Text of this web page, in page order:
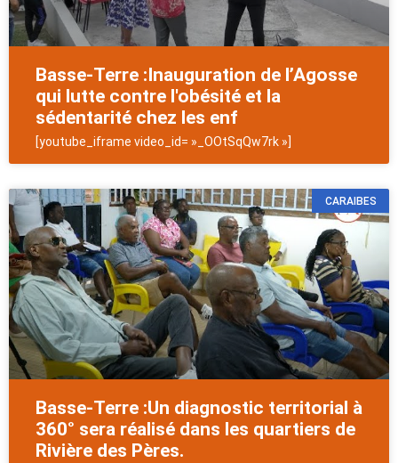
Basse-Terre :Inauguration de l’Agosse
qui lutte contre l'obésité et la
sédentarité chez les enf
[youtube_iframe video_id= »_OOtSqQw7rk »]
CARAIBES
Basse-Terre :Un diagnostic territorial à
360° sera réalisé dans les quartiers de
Rivière des Pères.